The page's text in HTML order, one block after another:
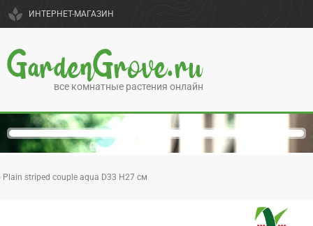
spa ИНТЕРНЕТ-МАГАЗИН
GardenGrove.ru
все комнатные растения онлайн
striped couple aqua D33 H27 см